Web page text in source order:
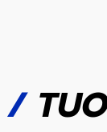
/